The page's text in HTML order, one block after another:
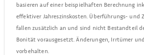
basieren auf einer beispielhaften Berechnung
effektiver Jahreszinskosten. Überführungs- und
fallen zusätzlich an und sind nicht Bestandteil
Bonität vorausgesetzt. Änderungen, Irrtümer
vorbehalten.